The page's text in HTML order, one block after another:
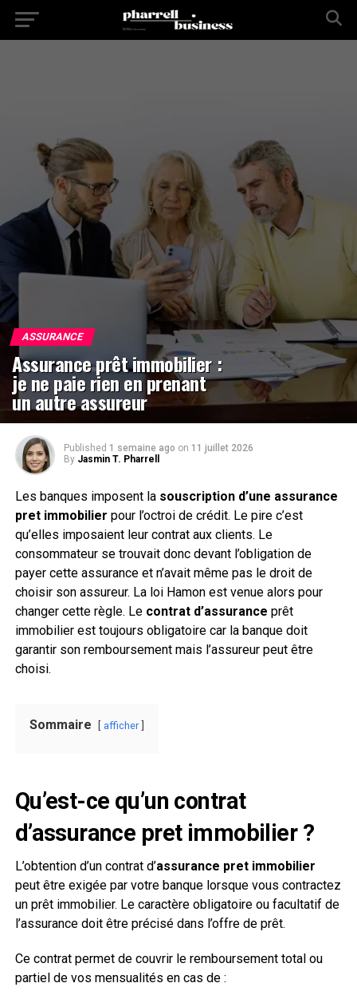
ASSURANCE
Assurance prêt immobilier :
je ne paie rien en prenant
un autre assureur
Published 1 semaine ago on 11 juillet 2026
By Jasmin T. Pharrell
Les banques imposent la souscription d’une assurance
pret immobilier pour l’octroi de crédit. Le pire c’est
qu’elles imposaient leur contrat aux clients. Le
consommateur se trouvait donc devant l’obligation de
payer cette assurance et n’avait même pas le droit de
choisir son assureur. La loi Hamon est venue alors pour
changer cette règle. Le contrat d’assurance prêt
immobilier est toujours obligatoire car la banque doit
garantir son remboursement mais l’assureur peut être
choisi.
Sommaire afficher
Qu’est-ce qu’un contrat
d’assurance pret immobilier?
L’obtention d’un contrat d’assurance pret immobilier
peut être exigée par votre banque lorsque vous contractez
un prêt immobilier. Le caractère obligatoire ou facultatif de
l’assurance doit être précisé dans l’offre de prêt.
Ce contrat permet de couvrir le remboursement total ou
partiel de vos mensualités en cas de :